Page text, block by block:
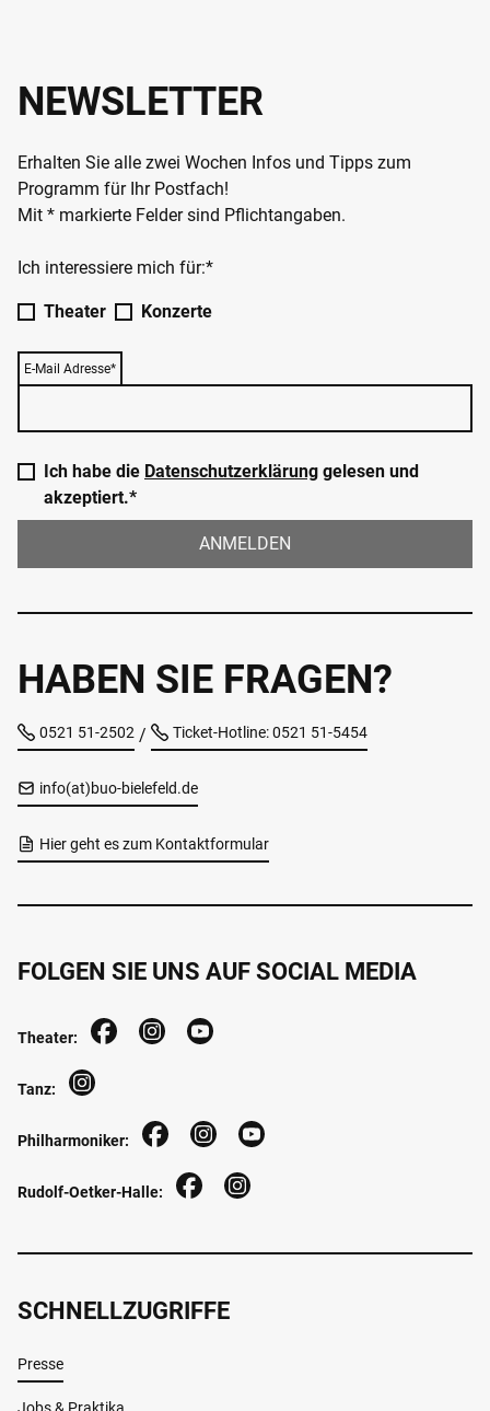
NEWSLETTER
Erhalten Sie alle zwei Wochen Infos und Tipps zum
Programm für Ihr Postfach!
Mit * markierte Felder sind Pflichtangaben.
Ich interessiere mich für:*
Theater Konzerte
E-Mail Adresse*
Ich habe die Datenschutzerklärung gelesen und
akzeptiert.*
ANMELDEN
HABEN SIE FRAGEN?
0521 51-2502 / Ticket-Hotline: 0521 51-5454
info(at)buo-bielefeld.de
Hier geht es zum Kontaktformular
SCHNELLZUGRIFFE
Presse
FOLGEN SIE UNS AUF SOCIAL MEDIA
Theater:
Tanz:
Philharmoniker:
Rudolf-Oetker-Halle: